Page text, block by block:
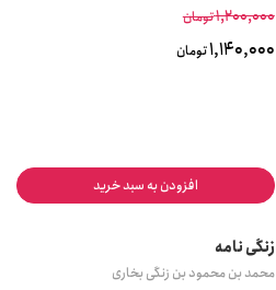
1,200,000تومان
1,140,000تومان
افزودن به سبد خرید
زنگی نامه
محمد بن محمود بن زنگی بخاری